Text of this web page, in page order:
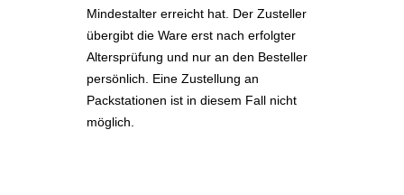
Mindestalter erreicht hat. Der Zusteller
übergibt die Ware erst nach erfolgter
Altersprüfung und nur an den Besteller
persönlich. Eine Zustellung an
Packstationen ist in diesem Fall nicht
möglich.